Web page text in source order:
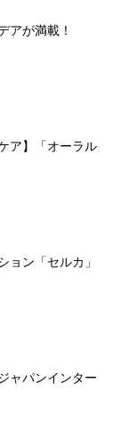
アが満載！
ア】「オーラル
ョン「セルカ」
ャパンインター